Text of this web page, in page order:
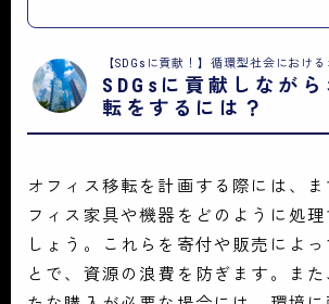
【SDGsに貢献！】循環型社会におけ
SDGsに貢献しなが
転をするには？
オフィス移転を計画する際には、
フィス家具や機器をどのように処
しょう。これらを寄付や販売によ
とで、資源の浪費を防ぎます。ま